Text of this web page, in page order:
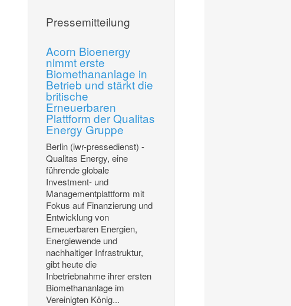
Pressemitteilung
Acorn Bioenergy
nimmt erste
Biomethananlage in
Betrieb und stärkt die
britische
Erneuerbaren
Plattform der Qualitas
Energy Gruppe
Berlin (iwr-pressedienst) -
Qualitas Energy, eine
führende globale
Investment- und
Managementplattform mit
Fokus auf Finanzierung und
Entwicklung von
Erneuerbaren Energien,
Energiewende und
nachhaltiger Infrastruktur,
gibt heute die
Inbetriebnahme ihrer ersten
Biomethananlage im
Vereinigten König...